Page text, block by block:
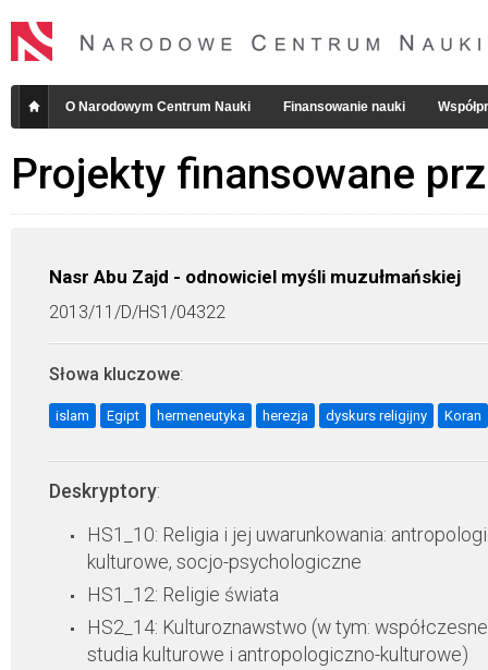
O Narodowym Centrum Nauki Finansowanie nauki
Projekty finansowane
Nasr Abu Zajd - odnowiciel myśli muzułmańskiej
2013/11/D/HS1/04322
Słowa kluczowe:
islam Egipt hermeneutyka herezja dyskurs religijny Koran
Deskryptory:
HS1_10: Religia i jej uwarunkowania:
kulturowe, socjo-psychologiczne
HS1_12: Religie świata
HS2_14: Kulturoznawstwo (w tym: współczesne
studia kulturowe i antropologiczno-kulturowe)